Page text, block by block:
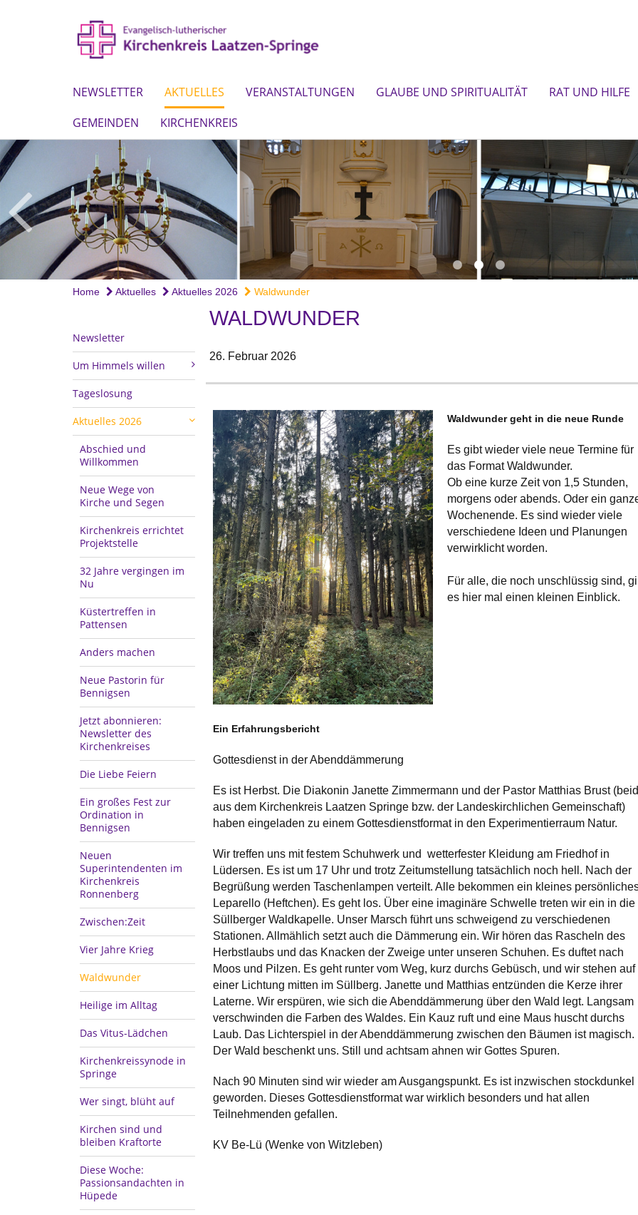
NEWSLETTER AKTUELLES VERANSTALTUNGEN GLAUBE UND SPIRITUALITÄT
RAT UND HILFE
GEMEINDEN
KIRCHENKREIS
Home Aktuelles Aktuelles 2026 Waldwunder
Newsletter
Um Himmels willen
Tageslosung
Aktuelles 2026
Abschied und
Willkommen
Neue Wege von
Kirche und Segen
Kirchenkreis errichtet
Projektstelle
32 Jahre vergingen im
Nu
Küstertreffen in
Pattensen
Anders machen
Neue Pastorin für
Bennigsen
Jetzt abonnieren:
Newsletter des
Kirchenkreises
Die Liebe Feiern
Ein großes Fest zur
Ordination in
Bennigsen
Neuen
Superintendenten im
Kirchenkreis
Ronnenberg
Zwischen:Zeit
Vier Jahre Krieg
Waldwunder
Heilige im Alltag
Das Vitus-Lädchen
Kirchenkreissynode in
Springe
Wer singt, blüht auf
Kirchen sind und
bleiben Kraftorte
Diese Woche:
Passionsandachten in
Hüpede
WALDWUNDER
26. Februar 2026
Waldwunder geht in die neue Runde
Es gibt wieder viele neue Termine für
das Format Waldwunder.
Ob eine kurze Zeit von 1,5 Stunden,
morgens oder abends. Oder ein
Wochenende. Es sind wieder viele
verschiedene Ideen und Planungen
verwirklicht worden.
Für alle, die noch unschlüssig sind,
es hier mal einen kleinen Einblick.
Ein Erfahrungsbericht
Gottesdienst in der Abenddämmerung
Es ist Herbst. Die Diakonin Janette Zimmermann und der Pastor Matthias Brust
aus dem Kirchenkreis Laatzen Springe bzw. der Landeskirchlichen Gemeinschaft)
haben eingeladen zu einem Gottesdienstformat in den Experimentierraum Natur.
Wir treffen uns mit festem Schuhwerk und wetterfester Kleidung am Friedhof in
Lüdersen. Es ist um 17 Uhr und trotz Zeitumstellung tatsächlich noch hell. Nach der
Begrüßung werden Taschenlampen verteilt. Alle bekommen ein kleines
Leparello (Heftchen). Es geht los. Über eine imaginäre Schwelle treten wir ein in die
Süllberger Waldkapelle. Unser Marsch führt uns schweigend zu verschiedenen
Stationen. Allmählich setzt auch die Dämmerung ein. Wir hören das Rascheln des
Herbstlaubs und das Knacken der Zweige unter unseren Schuhen. Es duftet nach
Moos und Pilzen. Es geht runter vom Weg, kurz durchs Gebüsch, und wir stehen auf
einer Lichtung mitten im Süllberg. Janette und Matthias entzünden die Kerze ihrer
Laterne. Wir erspüren, wie sich die Abenddämmerung über den Wald legt. Langsam
verschwinden die Farben des Waldes. Ein Kauz ruft und eine Maus huscht durchs
Laub. Das Lichterspiel in der Abenddämmerung zwischen den Bäumen ist magisch.
Der Wald beschenkt uns. Still und achtsam ahnen wir Gottes Spuren.
Nach 90 Minuten sind wir wieder am Ausgangspunkt. Es ist inzwischen stockdunkel
geworden. Dieses Gottesdienstformat war wirklich besonders und hat allen
Teilnehmenden gefallen.
KV Be-Lü (Wenke von Witzleben)